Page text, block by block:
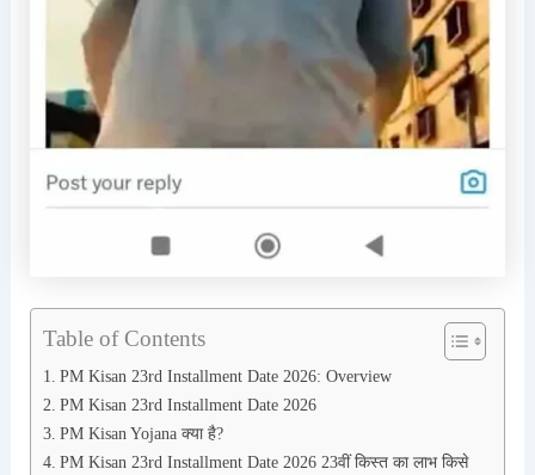
Table of Contents
PM Kisan 23rd Installment Date 2026: Overview
PM Kisan 23rd Installment Date 2026
PM Kisan Yojana क्या है?
PM Kisan 23rd Installment Date 2026 23वीं किस्त का लाभ किसे